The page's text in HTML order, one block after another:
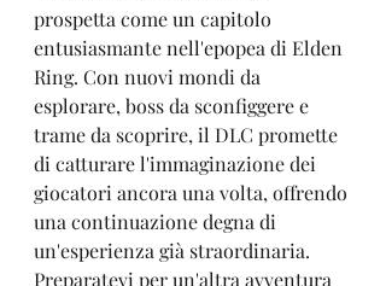
prospetta come un capitolo
entusiasmante nell'epopea di Elden
Ring. Con nuovi mondi da
esplorare, boss da sconfiggere e
trame da scoprire, il DLC promette
di catturare l'immaginazione dei
giocatori ancora una volta, offrendo
una continuazione degna di
un'esperienza già straordinaria.
Preparatevi per un'altra avventura